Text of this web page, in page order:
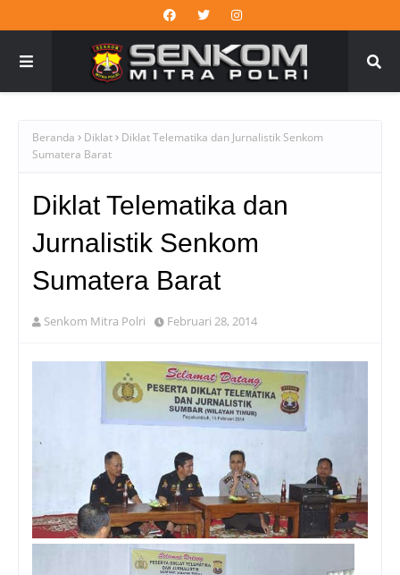
Beranda Diklat
Diklat Telematika dan Jurnalistik Senkom
Sumatera Barat
Diklat Telematika dan
Jurnalistik Senkom
Sumatera Barat
Senkom Mitra Polri Februari 28, 2014